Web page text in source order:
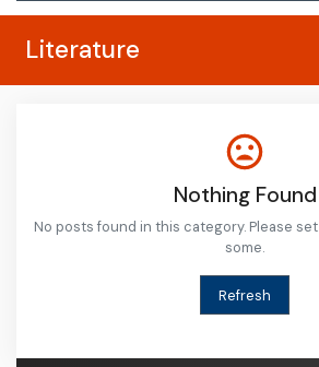
Literature
Nothing Found
No posts found in this category. Please
some.
Refresh